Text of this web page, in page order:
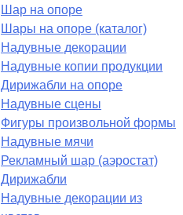
Шар на опоре
Шары на опоре (каталог)
Надувные декорации
Надувные копии продукции
Дирижабли на опоре
Надувные сцены
Фигуры произвольной формы
Надувные мячи
Рекламный шар (аэростат)
Дирижабли
Надувные декорации из